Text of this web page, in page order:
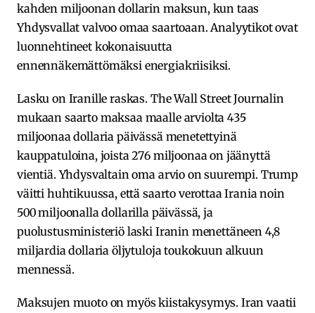
kahden miljoonan dollarin maksun, kun taas
Yhdysvallat valvoo omaa saartoaan. Analyytikot ovat
luonnehtineet kokonaisuutta
ennennäkemättömäksi energiakriisiksi.
Lasku on Iranille raskas. The Wall Street Journalin
mukaan saarto maksaa maalle arviolta 435
miljoonaa dollaria päivässä menetettyinä
kauppatuloina, joista 276 miljoonaa on jäänyttä
vientiä. Yhdysvaltain oma arvio on suurempi. Trump
väitti huhtikuussa, että saarto verottaa Irania noin
500 miljoonalla dollarilla päivässä, ja
puolustusministeriö laski Iranin menettäneen 4,8
miljardia dollaria öljytuloja toukokuun alkuun
mennessä.
Maksujen muoto on myös kiistakysymys. Iran vaatii